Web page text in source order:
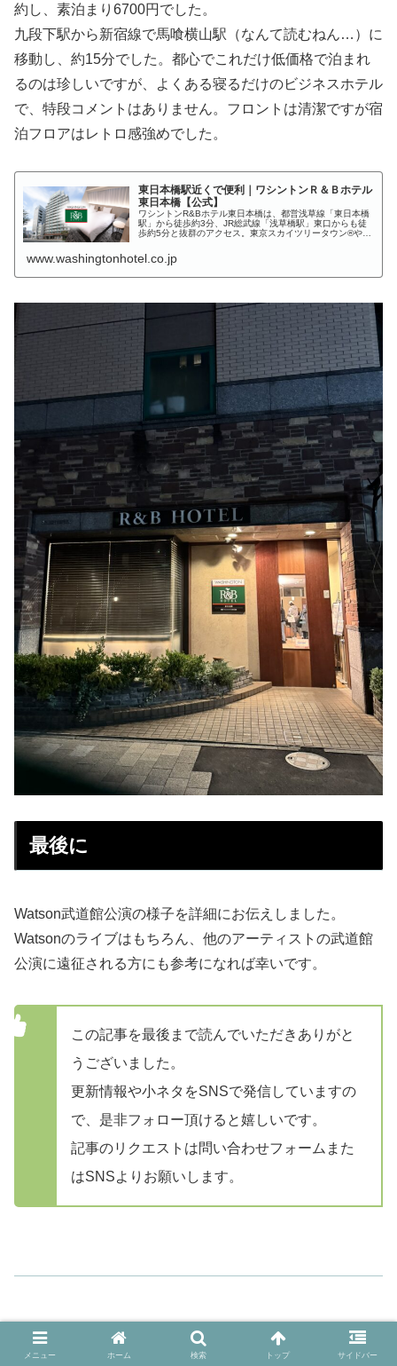
約し、素泊まり6700円でした。
九段下駅から新宿線で馬喰横山駅（なんて読むねん…）に
移動し、約15分でした。都心でこれだけ低価格で泊まれ
るのは珍しいですが、よくある寝るだけのビジネスホテル
で、特段コメントはありません。フロントは清潔ですが宿
泊フロアはレトロ感強めでした。
東日本橋駅近くで便利｜ワシントンＲ＆Ｂホテル
東日本橋【公式】
ワシントンR&Bホテル東日本橋は、都営浅草線「東日本橋
駅」から徒歩約3分、JR総武線「浅草橋駅」東口からも徒
歩約5分と抜群のアクセス。東京スカイツリータウン®や東
適です。
www.washingtonhotel.co.jp
最後に
Watson武道館公演の様子を詳細にお伝えしました。
Watsonのライブはもちろん、他のアーティストの武道館
公演に遠征される方にも参考になれば幸いです。
この記事を最後まで読んでいただきありがと
うございました。
更新情報や小ネタをSNSで発信していますの
で、是非フォロー頂けると嬉しいです。
記事のリクエストは問い合わせフォームまた
はSNSよりお願いします。
HIPHOP Budokan Watson レビュー
メニュー ホーム 検索 トップ サイドバー